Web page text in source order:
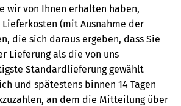
wir von Ihnen erhalten haben,
(mit Ausnahme der
die sich daraus ergeben, dass Sie
Lieferung als die von uns
Standardlieferung gewählt
und spätestens binnen 14 Tagen
an dem die Mitteilung über